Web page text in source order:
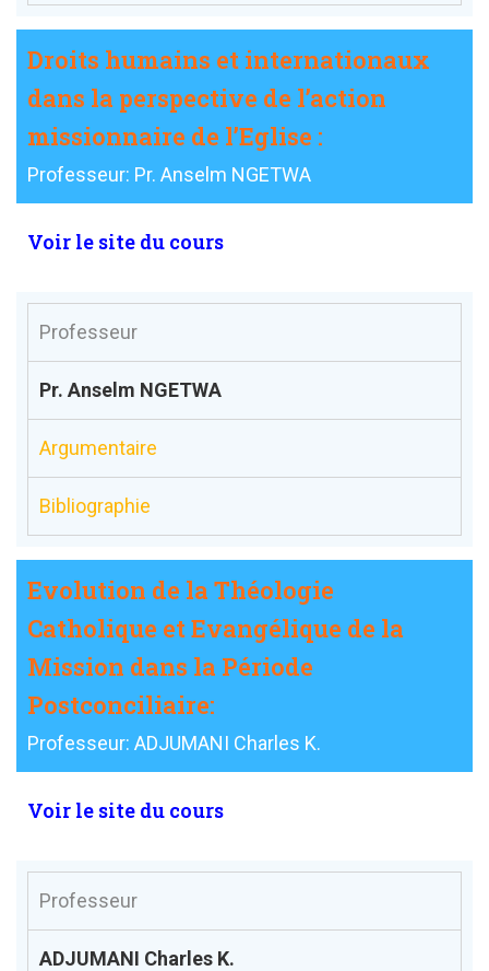
Droits humains et internationaux
dans la perspective de l’action
missionnaire de l’Eglise :
Professeur: Pr. Anselm NGETWA
Voir le site du cours
Professeur
Pr. Anselm NGETWA
Argumentaire
Bibliographie
Evolution de la Théologie
Catholique et Evangélique de la
Mission dans la Période
Postconciliaire:
Professeur: ADJUMANI Charles K.
Voir le site du cours
Professeur
ADJUMANI Charles K.